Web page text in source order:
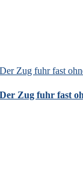
Der Zug fuhr fast
Der Zug fuhr fast